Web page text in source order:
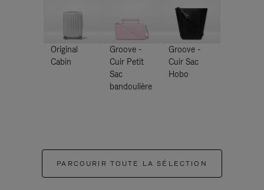
Original
Cabin
Groove -
Cuir Petit
Sac
bandoulière
Groove -
Cuir Sac
Hobo
PARCOURIR TOUTE LA SÉLECTION